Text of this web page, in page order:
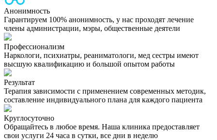
Анонимность
Гарантируем 100% анонимность, у нас проходят лечение
члены администрации, мэры, общественные деятели
Профессионализм
Наркологи, психиатры, реаниматологи, мед сестры имеют
высшую квалификацию и большой опытом работы
Результат
Терапия зависимости с применением современных методик,
составление индивидуального плана для каждого пациента
Круглосуточно
Обращайтесь в любое время. Наша клиника предоставляет
свои услуги 24 часа в сутки, все дни в неделю